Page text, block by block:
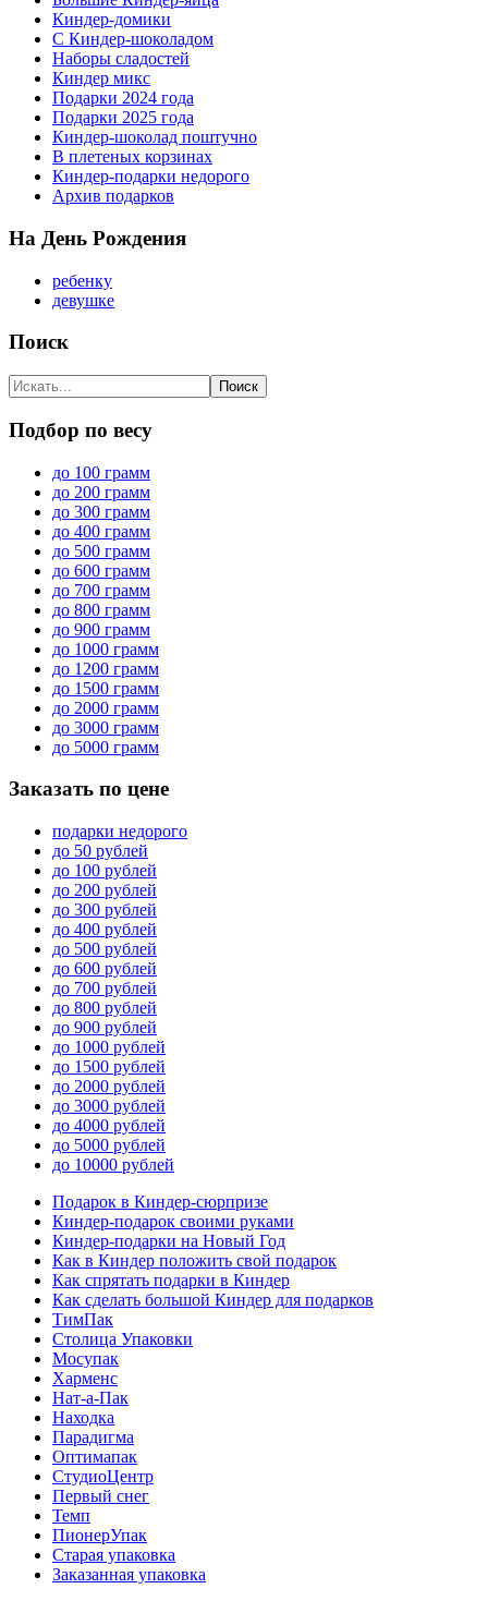
Киндер-домики
С Киндер-шоколадом
Наборы сладостей
Киндер микс
Подарки 2024 года
Подарки 2025 года
Киндер-шоколад поштучно
В плетеных корзинах
Киндер-подарки недорого
Архив подарков
На День Рождения
ребенку
девушке
Поиск
Подбор по весу
до 100 грамм
до 200 грамм
до 300 грамм
до 400 грамм
до 500 грамм
до 600 грамм
до 700 грамм
до 800 грамм
до 900 грамм
до 1000 грамм
до 1200 грамм
до 1500 грамм
до 2000 грамм
до 3000 грамм
до 5000 грамм
Заказать по цене
подарки недорого
до 50 рублей
до 100 рублей
до 200 рублей
до 300 рублей
до 400 рублей
до 500 рублей
до 600 рублей
до 700 рублей
до 800 рублей
до 900 рублей
до 1000 рублей
до 1500 рублей
до 2000 рублей
до 3000 рублей
до 4000 рублей
до 5000 рублей
до 10000 рублей
Подарок в Киндер-сюрпризе
Киндер-подарок своими руками
Киндер-подарки на Новый Год
Как в Киндер положить свой подарок
Как спрятать подарки в Киндер
Как сделать большой Киндер для подарков
ТимПак
Столица Упаковки
Мосупак
Харменс
Нат-а-Пак
Находка
Парадигма
Оптимапак
СтудиоЦентр
Первый снег
Темп
ПионерУпак
Старая упаковка
Заказанная упаковка